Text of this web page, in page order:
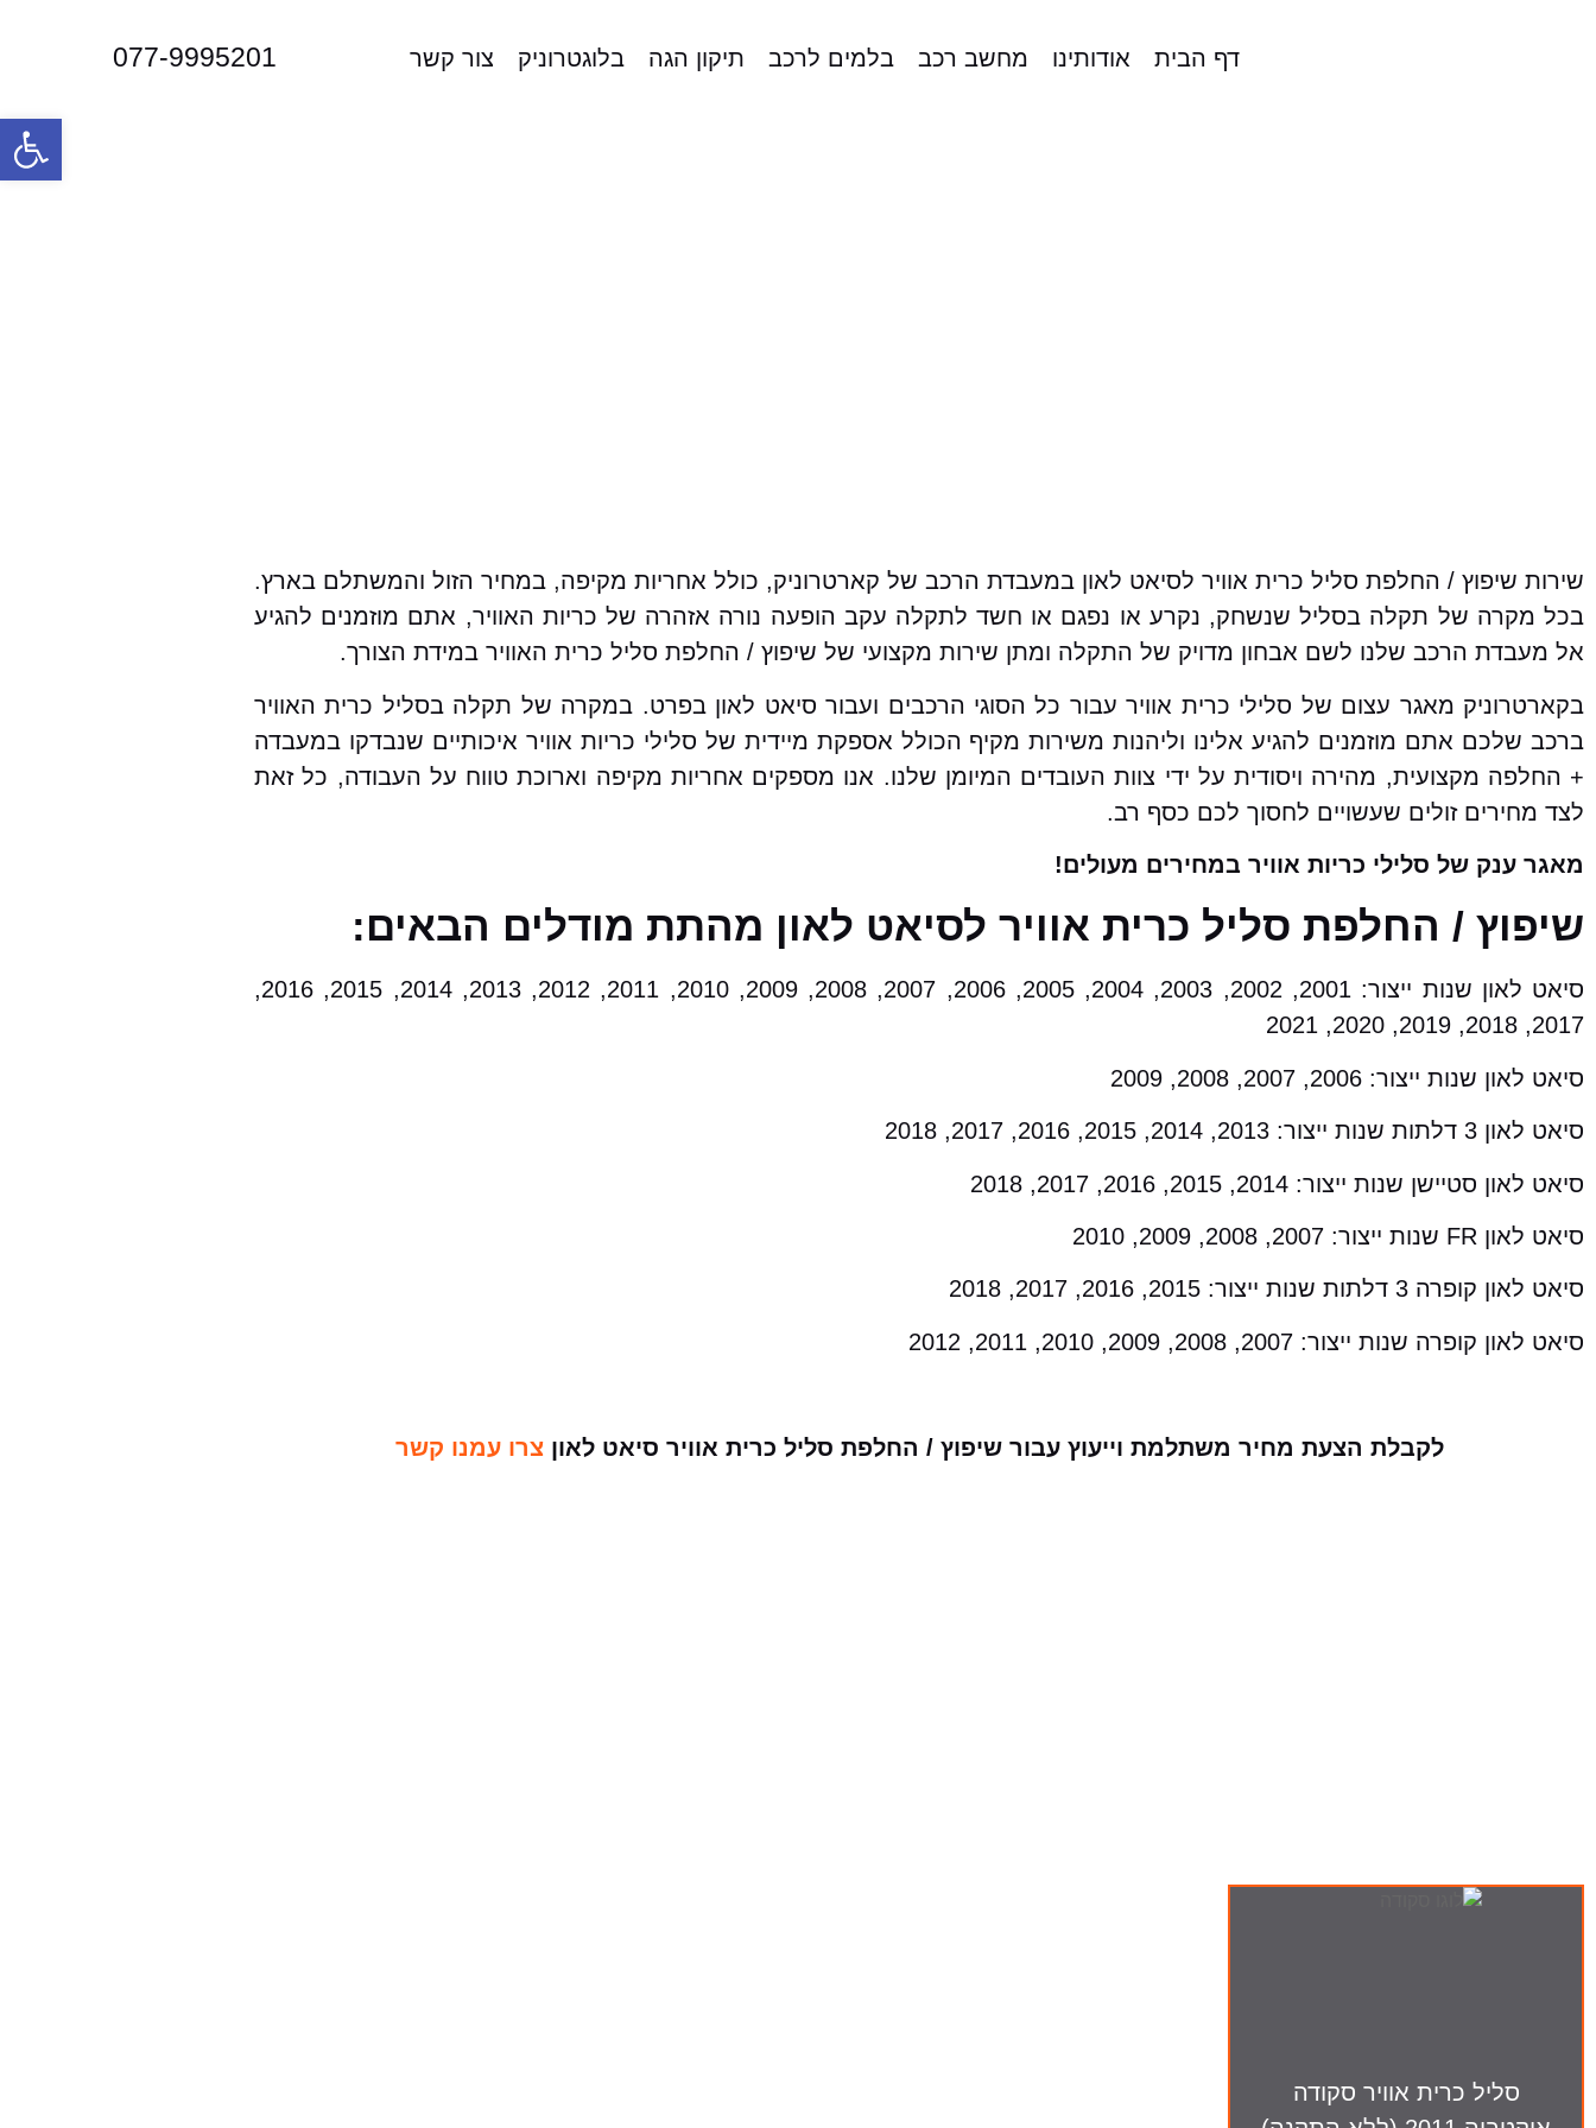
דף הבית אודותינו מחשב רכב בלמים לרכב תיקון הגה בלוגטרוניק צור קשר 077-9995201
שירות שיפוץ / החלפת סליל כרית אוויר לסיאט לאון במעבדת הרכב של קארטרוניק, כולל אחריות מקיפה, במחיר הזול והמשתלם בארץ.
בכל מקרה של תקלה בסליל שנשחק, נקרע או נפגם או חשד לתקלה עקב הופעה נורה אזהרה של כריות האוויר, אתם מוזמנים להגיע
אל מעבדת הרכב שלנו לשם אבחון מדויק של התקלה ומתן שירות מקצועי של שיפוץ / החלפת סליל כרית האוויר במידת הצורך.
בקארטרוניק מאגר עצום של סלילי כרית אוויר עבור כל הסוגי הרכבים ועבור סיאט לאון בפרט. במקרה של תקלה בסליל כרית האוויר
ברכב שלכם אתם מוזמנים להגיע אלינו וליהנות משירות מקיף הכולל אספקת מיידית של סלילי כריות אוויר איכותיים שנבדקו במעבדה
+ החלפה מקצועית, מהירה ויסודית על ידי צוות העובדים המיומן שלנו. אנו מספקים אחריות מקיפה וארוכת טווח על העבודה, כל זאת
לצד מחירים זולים שעשויים לחסוך לכם כסף רב.
מאגר ענק של סלילי כריות אוויר במחירים מעולים!
שיפוץ / החלפת סליל כרית אוויר לסיאט לאון מהתת מודלים הבאים:
סיאט לאון שנות ייצור: 2001, 2002, 2003, 2004, 2005, 2006, 2007, 2008, 2009, 2010, 2011, 2012, 2013, 2014, 2015, 2016,
2017, 2018, 2019, 2020, 2021
סיאט לאון שנות ייצור: 2006, 2007, 2008, 2009
סיאט לאון 3 דלתות שנות ייצור: 2013, 2014, 2015, 2016, 2017, 2018
סיאט לאון סטיישן שנות ייצור: 2014, 2015, 2016, 2017, 2018
סיאט לאון FR שנות ייצור: 2007, 2008, 2009, 2010
סיאט לאון קופרה 3 דלתות שנות ייצור: 2015, 2016, 2017, 2018
סיאט לאון קופרה שנות ייצור: 2007, 2008, 2009, 2010, 2011, 2012
לקבלת הצעת מחיר משתלמת וייעוץ עבור שיפוץ / החלפת סליל כרית אוויר סיאט לאוןצרו עמנו קשר
סליל כרית אוויר סקודה
פתח